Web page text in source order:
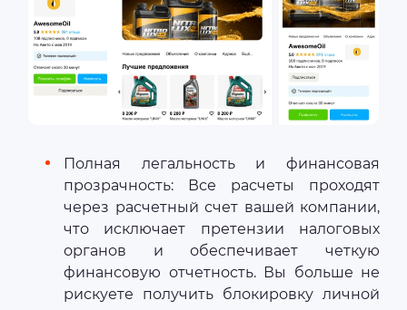
Полная легальность и финансовая
прозрачность: Все расчеты проходят
через расчетный счет вашей компании,
что исключает претензии налоговых
органов и обеспечивает четкую
финансовую отчетность. Вы больше не
рискуете получить блокировку личной